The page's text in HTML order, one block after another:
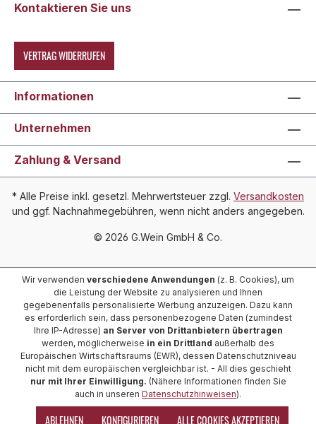
Kontaktieren Sie uns
VERTRAG WIDERRUFEN
Informationen
Unternehmen
Zahlung & Versand
* Alle Preise inkl. gesetzl. Mehrwertsteuer zzgl. Versandkosten
und ggf. Nachnahmegebühren, wenn nicht anders angegeben.
© 2026 G.Wein GmbH & Co.
Wir verwenden verschiedene Anwendungen (z. B. Cookies), um
die Leistung der Website zu analysieren und Ihnen
gegebenenfalls personalisierte Werbung anzuzeigen. Dazu kann
es erforderlich sein, dass personenbezogene Daten (zumindest
Ihre IP-Adresse) an Server von Drittanbietern übertragen
werden, möglicherweise in ein Drittland außerhalb des
Europäischen Wirtschaftsraums (EWR), dessen Datenschutzniveau
nicht mit dem europäischen vergleichbar ist. - All dies geschieht
nur mit Ihrer Einwilligung. (Nähere Informationen finden Sie
auch in unseren Datenschutzhinweisen).
ABLEHNEN KONFIGURIEREN ALLE COOKIES AKZEPTIEREN